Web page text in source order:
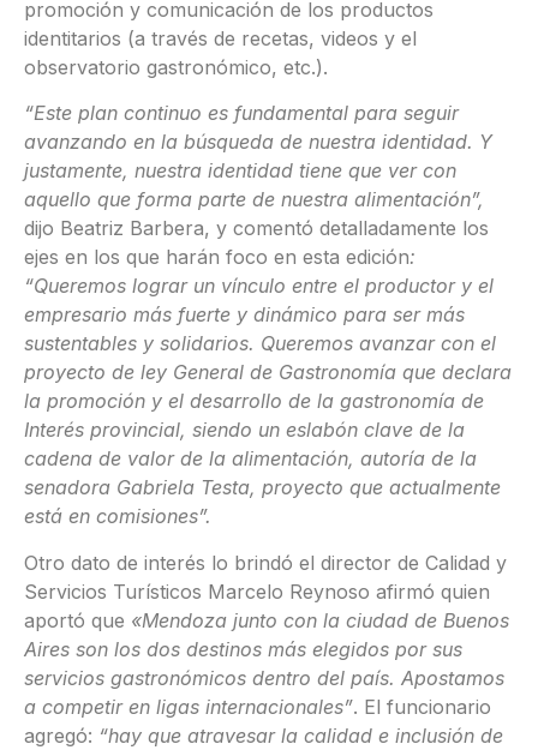
promoción y comunicación de los productos
identitarios (a través de recetas, videos y el
observatorio gastronómico, etc.).
“Este plan continuo es fundamental para seguir
avanzando en la búsqueda de nuestra identidad. Y
justamente, nuestra identidad tiene que ver con
aquello que forma parte de nuestra alimentación”,
dijo Beatriz Barbera, y comentó detalladamente los
ejes en los que harán foco en esta edición:
“Queremos lograr un vínculo entre el productor y el
empresario más fuerte y dinámico para ser más
sustentables y solidarios. Queremos avanzar con el
proyecto de ley General de Gastronomía que declara
la promoción y el desarrollo de la gastronomía de
Interés provincial, siendo un eslabón clave de la
cadena de valor de la alimentación, autoría de la
senadora Gabriela Testa, proyecto que actualmente
está en comisiones”.
Otro dato de interés lo brindó el director de Calidad y
Servicios Turísticos Marcelo Reynoso afirmó quien
aportó que «Mendoza junto con la ciudad de Buenos
Aires son los dos destinos más elegidos por sus
servicios gastronómicos dentro del país. Apostamos
a competir en ligas internacionales”. El funcionario
agregó: “hay que atravesar la calidad e inclusión de